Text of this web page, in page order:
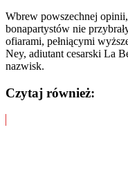
Wbrew powszechnej
bonapartystów nie
ofiarami, pełniącymi
Ney, adiutant cesarski La
nazwisk.
Czytaj również: